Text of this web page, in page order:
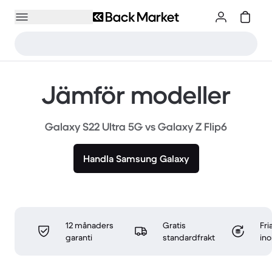
Jämför modeller
Galaxy S22 Ultra 5G vs Galaxy Z Flip6
Handla Samsung Galaxy
12 månaders
garanti
Gratis
standardfrakt